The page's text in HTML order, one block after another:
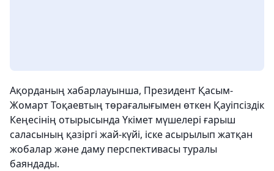
Ақорданың хабарлауынша, Президент Қасым-
Жомарт Тоқаевтың төрағалығымен өткен Қауіпсіздік
Кеңесінің отырысында Үкімет мүшелері ғарыш
саласының қазіргі жай-күйі, іске асырылып жатқан
жобалар және даму перспективасы туралы
баяндады.